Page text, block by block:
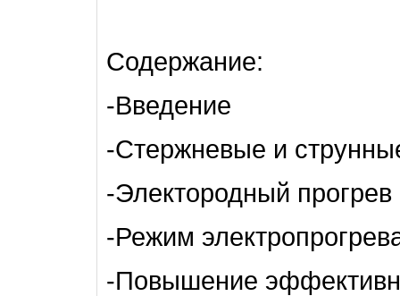
Содержание:
-Введение
-Стержневые и
-Электородный прогрев
-Режим
-Повышение